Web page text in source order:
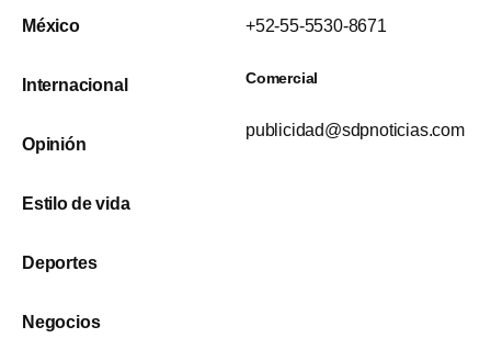
México
Internacional
Opinión
Estilo de vida
Deportes
Negocios
+52-55-5530-8671
Comercial
publicidad@sdpnoticias.com